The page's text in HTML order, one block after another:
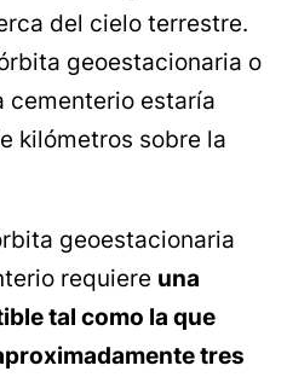
del cielo terrestre.
geoestacionaria o
cementerio estaría
kilómetros sobre la
geoestacionaria
requiere una
tal como la que
tres